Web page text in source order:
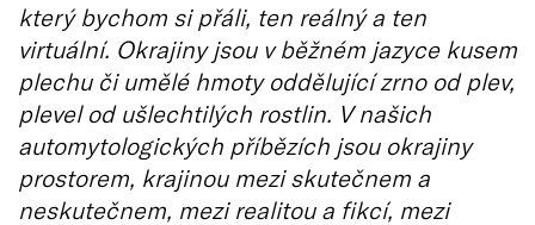
který bychom si přáli, ten reálný a ten
virtuální. Okrajiny jsou v běžném jazyce kusem
plechu či umělé hmoty oddělující zrno od plev,
plevel od ušlechtilých rostlin. V našich
automytologických příbězích jsou okrajiny
prostorem, krajinou mezi skutečnem a
neskutečnem, mezi realitou a fikcí, mezi